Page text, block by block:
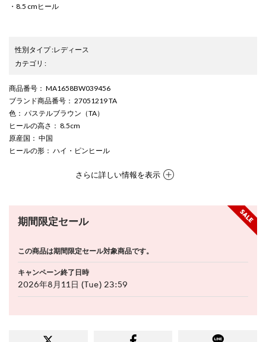
・8.5 cmヒール
性別タイプ:レディース
カテゴリ :
商品番号 ： MA1658BW039456
ブランド商品番号 ： 27051219 TA
色 ： パステルブラウン（TA）
ヒールの高さ ： 8.5cm
原産国 ： 中国
ヒールの形 ： ハイ・ピンヒール
さらに詳しい情報を表示
期間限定セール
この商品は期間限定セール対象商品です。
キャンペーン終了日時
2026年8月11日 (Tue) 23:59